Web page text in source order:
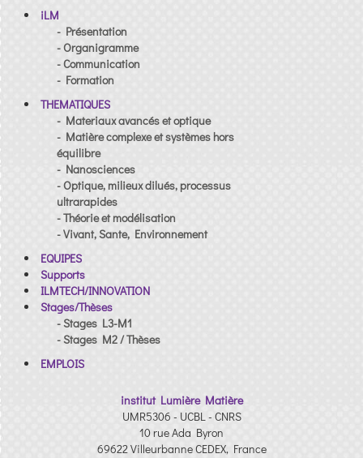
iLM
- Présentation
- Organigramme
- Communication
- Formation
THEMATIQUES
- Materiaux avancés et optique
- Matière complexe et systèmes hors
équilibre
- Nanosciences
- Optique, milieux dilués, processus
ultrarapides
- Théorie et modélisation
- Vivant, Sante, Environnement
EQUIPES
Supports
ILMTECH/INNOVATION
Stages/Thèses
- Stages L3-M1
- Stages M2 / Thèses
EMPLOIS
institut Lumière Matière
UMR5306 - UCBL - CNRS
10 rue Ada Byron
69622 Villeurbanne CEDEX, France